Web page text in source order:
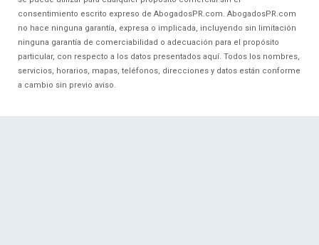
consentimiento escrito expreso de AbogadosPR.com. AbogadosPR.com
no hace ninguna garantía, expresa o implicada, incluyendo sin limitación
ninguna garantía de comerciabilidad o adecuación para el propósito
particular, con respecto a los datos presentados aquí. Todos los nombres,
servicios, horarios, mapas, teléfonos, direcciones y datos están conforme
a cambio sin previo aviso.